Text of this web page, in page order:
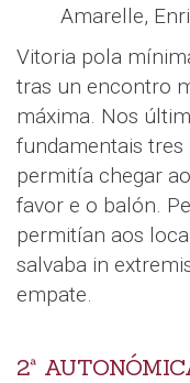
Amarelle,
Vitoria pola
tras un encontro
máxima. Nos
fundamentais tres
permitía chegar
favor e o balón.
permitían aos
salvaba in
empate.
2ª